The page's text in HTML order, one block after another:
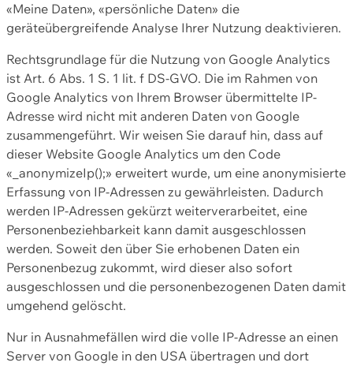
«Meine Daten», «persönliche Daten» die
geräteübergreifende Analyse Ihrer Nutzung deaktivieren.
Rechtsgrundlage für die Nutzung von Google Analytics
ist Art. 6 Abs. 1 S. 1 lit. f DS-GVO. Die im Rahmen von
Google Analytics von Ihrem Browser übermittelte IP-
Adresse wird nicht mit anderen Daten von Google
zusammengeführt. Wir weisen Sie darauf hin, dass auf
dieser Website Google Analytics um den Code
«_anonymizeIp();» erweitert wurde, um eine anonymisierte
Erfassung von IP-Adressen zu gewährleisten. Dadurch
werden IP-Adressen gekürzt weiterverarbeitet, eine
Personenbeziehbarkeit kann damit ausgeschlossen
werden. Soweit den über Sie erhobenen Daten ein
Personenbezug zukommt, wird dieser also sofort
ausgeschlossen und die personenbezogenen Daten damit
umgehend gelöscht.
Nur in Ausnahmefällen wird die volle IP-Adresse an einen
Server von Google in den USA übertragen und dort